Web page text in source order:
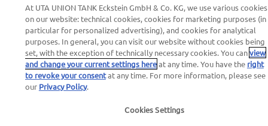
At UTA UNION TANK Eckstein GmbH & Co. KG, we use various cookies
on our website: technical cookies, cookies for marketing purposes (in
particular for personalized advertising), and cookies for analytical
purposes. In general, you can visit our website without cookies being
set, with the exception of technically necessary cookies. You canview
and change your current settings hereat any time. You have the right
to revoke your consentat any time. For more information, please see
our Privacy Policy.
Cookies Settings